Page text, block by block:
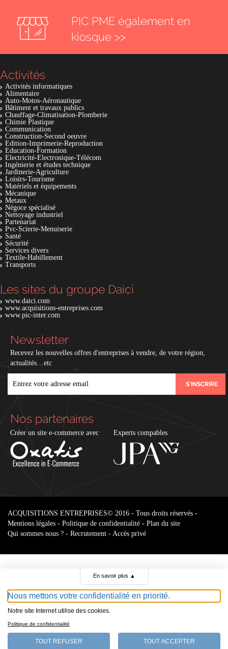
PIC PME également en
kiosque >>
Activités
Activités informatiques
Alimentaire
Auto-Motos-Aéronautique
Bâtiment et travaux publics
Chauffage-Climatisation-Plomberie
Chimie Plastique
Communication
Construction-Second oeuvre
Edition-Imprimerie-Reproduction
Education-Formation
Electricité-Electronique-Télécom
Ingénierie et études technique
Jardinerie-Agriculture
Loisirs-Tourisme
Matériels et équipements
Mécanique
Metaux
Négoce spécialisé
Nettoyage industriel
Partenariat
Pvc-Scierie-Menuiserie
Santé
Sécurité
Services divers
Textile-Habillement
Transports
Les sites du groupe Daici
www.daici.com
www.acquisitions-entreprises.com
www.pic-inter.com
Newsletter
Recevez les nouvelles offres d'entreprises à vendre, de votre région,
actualités…etc
Nos partenaires
Créer un site e-commerce avec Experts compables
ACQUISITIONS ENTREPRISES© 2016 - Tous droits réservés -
Mentions légales - Politique de confidentialité - Plan du site
Qui sommes nous ? - Recrutement - Accès privé
annonces
En savoir plus ▲
Nous mettons votre confidentialité en priorité.
Notre site Internet utilise des cookies.
Politique de confidentialité
TOUT REFUSER TOUT ACCEPTER